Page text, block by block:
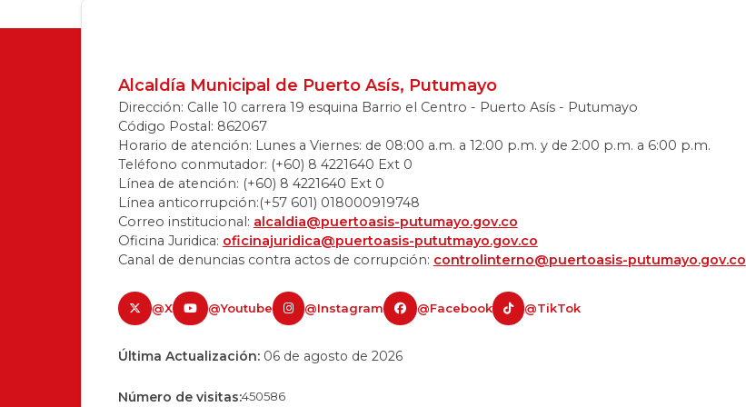
Alcaldía Municipal de Puerto Asís, Putumayo
Dirección: Calle 10 carrera 19 esquina Barrio el Centro - Puerto Asís - Putumayo
Código Postal: 862067
Horario de atención: Lunes a Viernes: de 08:00 a.m. a 12:00 p.m. y de 2:00 p.m. a 6:00 p.m.
Teléfono conmutador: (+60) 8 4221640 Ext 0
Línea de atención: (+60) 8 4221640 Ext 0
Línea anticorrupción:(+57 601) 018000919748
Correo institucional: alcaldia@puertoasis-putumayo.gov.co
Oficina Juridica: oficinajuridica@puertoasis-pututmayo.gov.co
Canal de denuncias contra actos de corrupción: controlinterno@puertoasis-putumayo.gov.co
@X @Youtube @Instagram @Facebook @TikTok
Última Actualización: 06 de agosto de 2026
Número de visitas:450586